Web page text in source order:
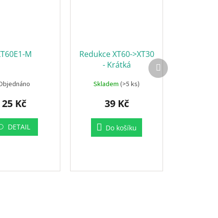
M
25 Kč
DETAIL
Redukce XT60->XT30
- Krátká
Skladem(>5 ks)
39 Kč
Do košíku
Další
produkt